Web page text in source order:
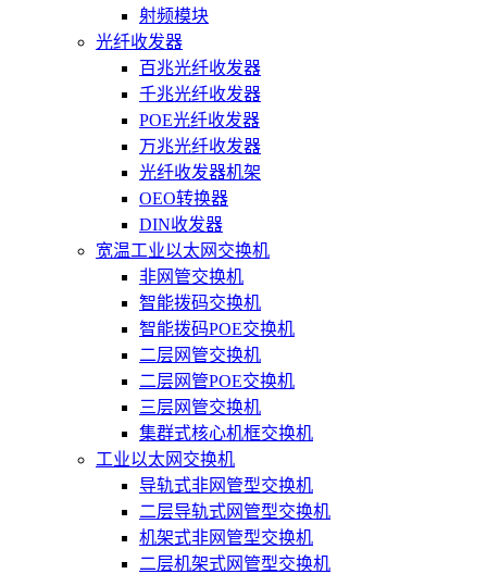
射频模块
光纤收发器
百兆光纤收发器
千兆光纤收发器
POE光纤收发器
万兆光纤收发器
光纤收发器机架
OEO转换器
DIN收发器
宽温工业以太网交换机
非网管交换机
智能拨码交换机
智能拨码POE交换机
二层网管交换机
二层网管POE交换机
三层网管交换机
集群式核心机框交换机
工业以太网交换机
导轨式非网管型交换机
二层导轨式网管型交换机
机架式非网管型交换机
二层机架式网管型交换机